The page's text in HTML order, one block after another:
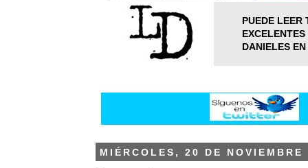
PUEDE LEER
DANIELES
MIÉRCOLES, 20 DE NOVIEMBRE